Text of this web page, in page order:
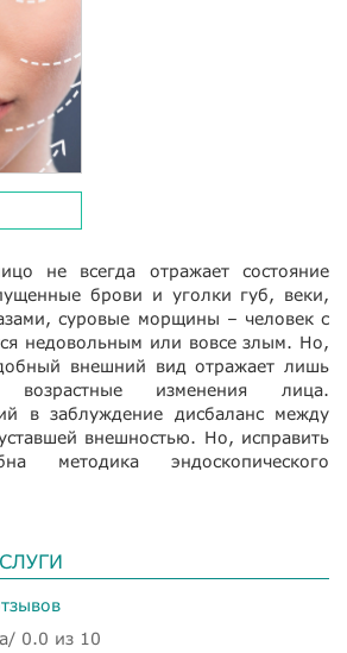
не всегда отражает состояние
брови и уголки губ, веки,
суровые морщины – человек с
недовольным или вовсе злым. Но,
внешний вид отражает лишь
возрастные изменения лица.
в заблуждение дисбаланс между
внешностью. Но, исправить
методика эндоскопического
0.0 из 10